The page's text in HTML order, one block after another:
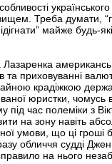
Треба думати,
майже будь-
приховуванні
крадіжкою
юристки,
час полеміки з
на зону навіть
умови, що ці
обличчя судді
на нього